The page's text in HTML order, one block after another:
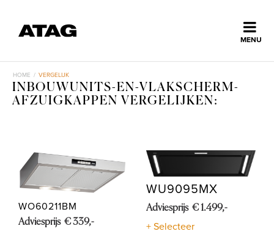
MENU
Home
Ontdek ATAG
Inspiratie
HOME / VERGELIJK
INBOUWUNITS-EN-VLAKSCHERM-
AFZUIGKAPPEN VERGELIJKEN:
WO60211BM
Adviesprijs € 339,-
WU9095MX
Adviesprijs € 1.499,-
+ Selecteer